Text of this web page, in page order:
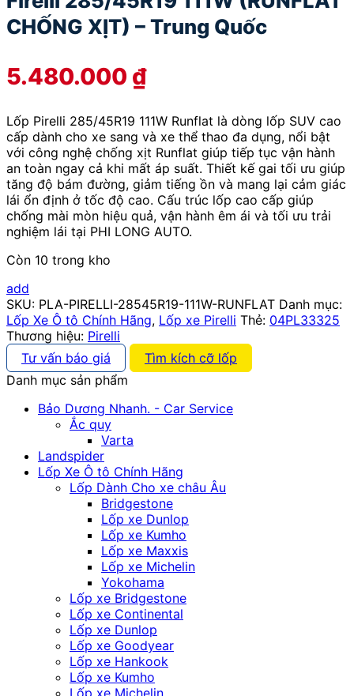
CHỐNG XỊT) – Trung Quốc
5.480.000 ₫
Lốp Pirelli 285/45R19 111W Runflat là dòng lốp SUV cao
cấp dành cho xe sang và xe thể thao đa dụng, nổi bật
với công nghệ chống xịt Runflat giúp tiếp tục vận hành
an toàn ngay cả khi mất áp suất. Thiết kế gai tối ưu giúp
tăng độ bám đường, giảm tiếng ồn và mang lại cảm giác
lái ổn định ở tốc độ cao. Cấu trúc lốp cao cấp giúp
chống mài mòn hiệu quả, vận hành êm ái và tối ưu trải
nghiệm lái tại PHI LONG AUTO.
Còn 10 trong kho
add
SKU: PLA-PIRELLI-28545R19-111W-RUNFLAT Danh mục:
Lốp Xe Ô tô Chính Hãng, Lốp xe Pirelli Thẻ: 04PL33325
Thương hiệu: Pirelli
Tư vấn báo giá
Tìm kích cỡ lốp
Danh mục sản phẩm
Bảo Dương Nhanh. - Car Service
Ắc quy
Varta
Landspider
Lốp Xe Ô tô Chính Hãng
Lốp Dành Cho xe châu Âu
Bridgestone
Lốp xe Dunlop
Lốp xe Kumho
Lốp xe Maxxis
Lốp xe Michelin
Yokohama
Lốp xe Bridgestone
Lốp xe Continental
Lốp xe Dunlop
Lốp xe Goodyear
Lốp xe Hankook
Lốp xe Kumho
Lốp xe Michelin